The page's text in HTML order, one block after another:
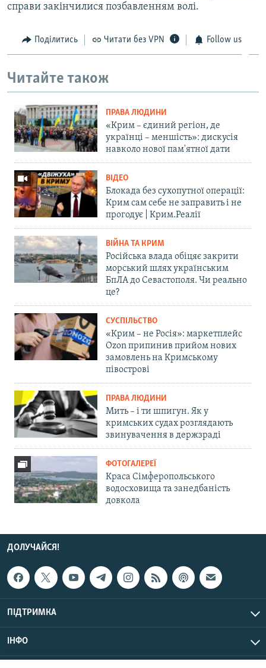
справи закінчилися позбавленням волі.
Поділитись Читати без VPN Follow us
Читайте також
ПРАВА ЛЮДИНИ
«Крим – єдиний регіон, де
українці – меншість»: дискусія
навколо нової пам'ятної дати
ВІДЕО
Блокада без сухопутної операції:
Крим сам себе не заправить і не
прогодує | Крим.Реалії
ВІЙНА ТА КРИМ
Російська влада обіцяє закрити
морський шлях українським
БпЛА до Севастополя. Чи реально
це?
СУСПІЛЬСТВО
«Крим – не Росія»: маркетплейс
Ozon припинив прийом нових
замовлень на Кримському
півострові
ПРАВА ЛЮДИНИ
Мить – і ти шпигун. Як у
кримських судах розглядають
звинувачення в держзраді
ФОТОГАЛЕРЕЇ
Краса Сімферопольського
водосховища та занедбаність
довкола
ДОЛУЧАЙСЯ!
ПІДТРИМКА
ІНФО